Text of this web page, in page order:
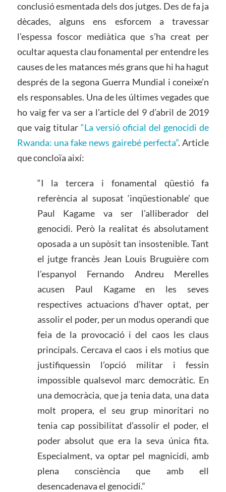
conclusió esmentada dels dos jutges. Des de fa ja
dècades, alguns ens esforcem a travessar
l’espessa foscor mediàtica que s’ha creat per
ocultar aquesta clau fonamental per entendre les
causes de les matances més grans que hi ha hagut
després de la segona Guerra Mundial i coneixe’n
els responsables. Una de les últimes vegades que
ho vaig fer va ser a l’article del 9 d’abril de 2019
que vaig titular “La versió oficial del genocidi de
Rwanda: una fake news gairebé perfecta”. Article
que concloïa així:
“I la tercera i fonamental qüestió fa
referència al suposat ‘inqüestionable’ que
Paul Kagame va ser l’alliberador del
genocidi. Però la realitat és absolutament
oposada a un supòsit tan insostenible. Tant
el jutge francès Jean Louis Bruguière com
l’espanyol Fernando Andreu Merelles
acusen Paul Kagame en les seves
respectives actuacions d’haver optat, per
assolir el poder, per un modus operandi que
feia de la provocació i del caos les claus
principals. Cercava el caos i els motius que
justifiquessin l’opció militar i fessin
impossible qualsevol marc democràtic. En
una democràcia, que ja tenia data, una data
molt propera, el seu grup minoritari no
tenia cap possibilitat d’assolir el poder, el
poder absolut que era la seva única fita.
Especialment, va optar pel magnicidi, amb
plena consciència que amb ell
desencadenava el genocidi.”